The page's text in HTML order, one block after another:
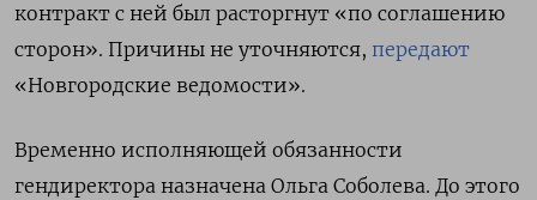
контракт с ней был расторгнут «по соглашению
сторон». Причины не уточняются, передают
«Новгородские ведомости».
Временно исполняющей обязанности
гендиректора назначена Ольга Соболева. До этого